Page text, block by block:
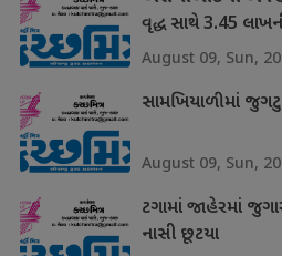
વૃદ્ધ સાથે 3.45
August 09, Sun,
સામખિયાળીમાં
August 09, Sun,
ટગામાં જાહેરમાં
નાસી છૂટયા